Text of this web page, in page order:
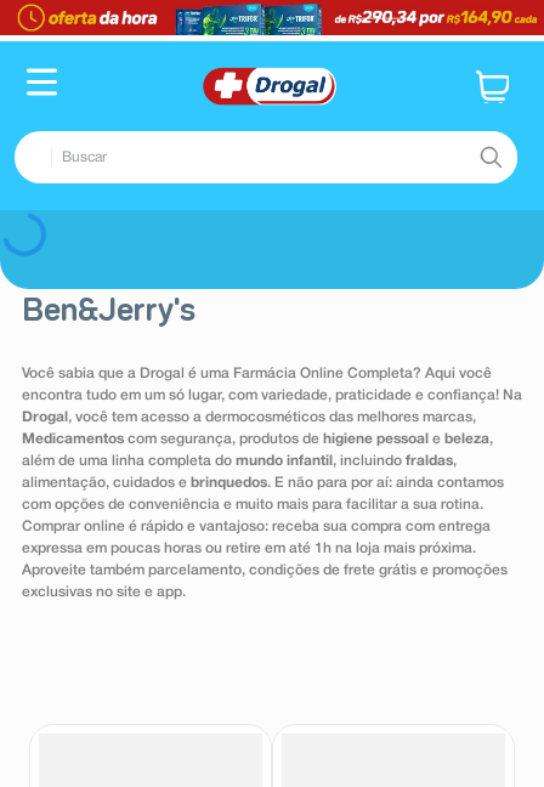
Buscar
Ben&Jerry's
Você sabia que a Drogal é uma Farmácia Online Completa? Aqui você
encontra tudo em um só lugar, com variedade, praticidade e confiança! Na
Drogal , você tem acesso a dermocosméticos das melhores marcas,
Medicamentoscom segurança, produtos de higiene pessoal e beleza,
além de uma linha completa do mundo infantil , incluindo fraldas,
alimentação, cuidados e brinquedos. E não para por aí: ainda contamos
com opções de conveniência e muito mais para facilitar a sua rotina.
Comprar online é rápido e vantajoso: receba sua compra com entrega
expressa em poucas horas ou retire em até 1h na loja mais próxima.
Aproveite também parcelamento, condições de frete grátis e promoções
exclusivas no site e app.
TERMOS MAIS BUSCADOS
1º fralda
2º dipirona
3
4º
5º
6º desodorante
8º teste gravidez
9º absorvente
10ºshampoo
TERMOS MAIS BUSCADOS
2º dipirona
4º tadalafila
5º minoxidil
6º desodorante
7º esmalte
8º teste gravidez